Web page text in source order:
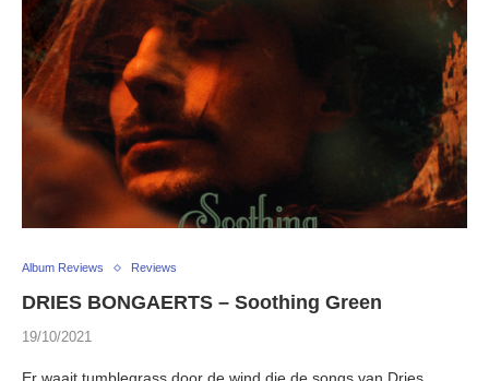
Album Reviews Reviews
DRIES BONGAERTS – Soothing Green
19/10/2021